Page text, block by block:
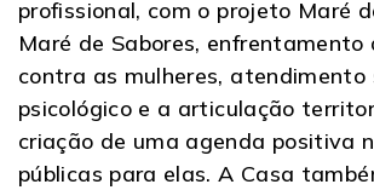
profissional, com o projeto Maré
Maré de Sabores, enfrentamento
contra as mulheres, atendimento
psicológico e a articulação
criação de uma agenda positiva
públicas para elas. A Casa